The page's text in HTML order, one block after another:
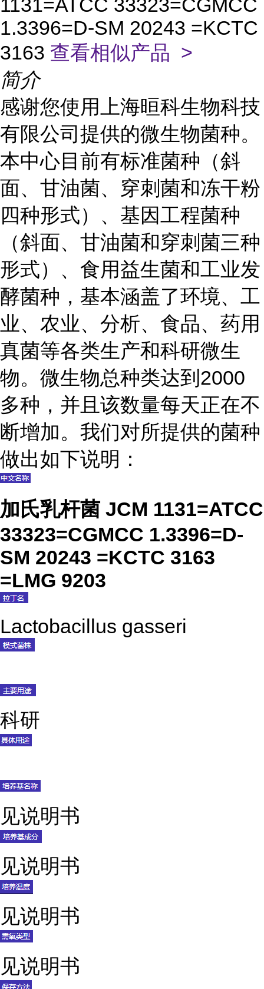
1131=ATCC 33323=CGMCC
1.3396=D-SM 20243 =KCTC
3163 查看相似产品 >
简介
感谢您使用上海晅科生物科技
有限公司提供的微生物菌种。
本中心目前有标准菌种（斜
面、甘油菌、穿刺菌和冻干粉
四种形式）、基因工程菌种
（斜面、甘油菌和穿刺菌三种
形式）、食用益生菌和工业发
酵菌种，基本涵盖了环境、工
业、农业、分析、食品、药用
真菌等各类生产和科研微生
物。微生物总种类达到2000
多种，并且该数量每天正在不
断增加。我们对所提供的菌种
做出如下说明：
加氏乳杆菌 JCM 1131=ATCC
33323=CGMCC 1.3396=D-
SM 20243 =KCTC 3163
=LMG 9203
Lactobacillus gasseri
科研
见说明书
见说明书
见说明书
见说明书